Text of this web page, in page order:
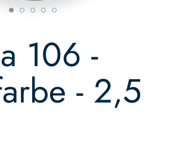
106 -
- 2,5